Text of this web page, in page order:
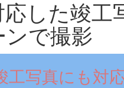
応した竣
で撮影
工写真にも対